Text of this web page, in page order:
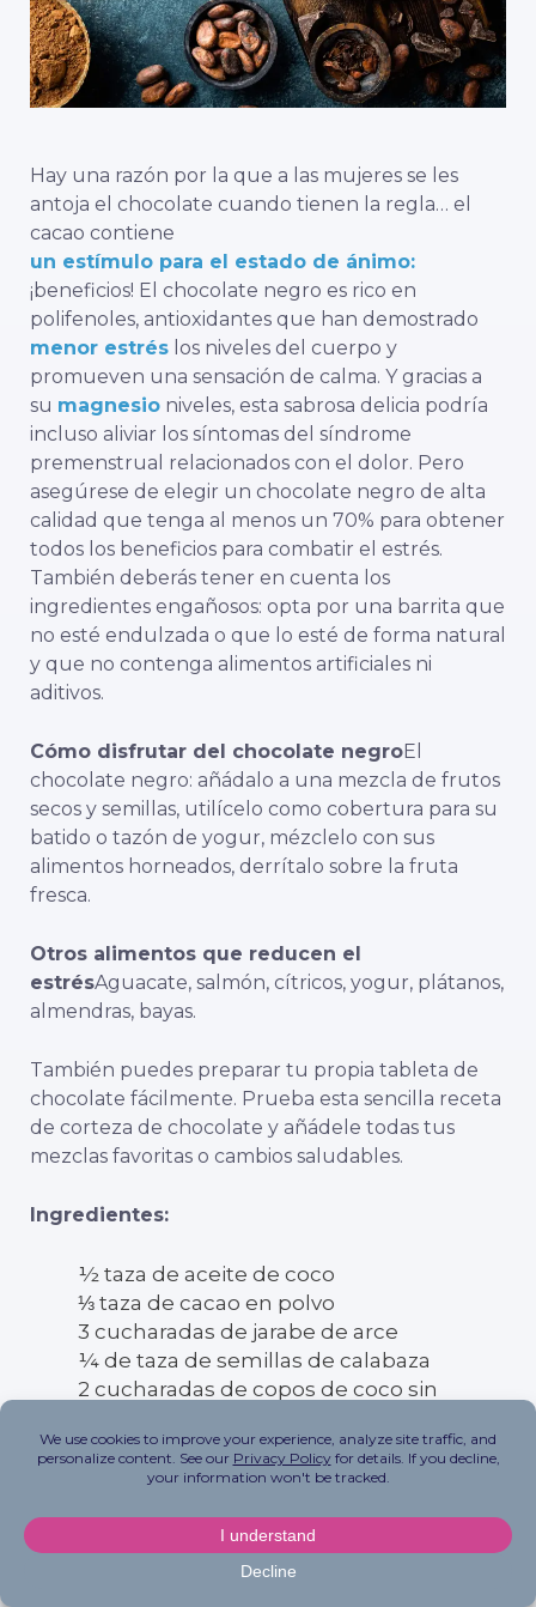
Hay una razón por la que a las mujeres se les
antoja el chocolate cuando tienen la regla… el
cacao contiene
un estímulo para el estado de ánimo:
¡beneficios! El chocolate negro es rico en
polifenoles, antioxidantes que han demostrado
menor estrés los niveles del cuerpo y
promueven una sensación de calma. Y gracias a
su magnesio niveles, esta sabrosa delicia podría
incluso aliviar los síntomas del síndrome
premenstrual relacionados con el dolor. Pero
asegúrese de elegir un chocolate negro de alta
calidad que tenga al menos un 70% para obtener
todos los beneficios para combatir el estrés.
También deberás tener en cuenta los
ingredientes engañosos: opta por una barrita que
no esté endulzada o que lo esté de forma natural
y que no contenga alimentos artificiales ni
aditivos.
Cómo disfrutar del chocolate negroEl
chocolate negro: añádalo a una mezcla de frutos
secos y semillas, utilícelo como cobertura para su
batido o tazón de yogur, mézclelo con sus
alimentos horneados, derrítalo sobre la fruta
fresca.
Otros alimentos que reducen el
estrésAguacate, salmón, cítricos, yogur, plátanos,
almendras, bayas.
También puedes preparar tu propia tableta de
chocolate fácilmente. Prueba esta sencilla receta
de corteza de chocolate y añádele todas tus
mezclas favoritas o cambios saludables.
Ingredientes:
½ taza de aceite de coco
⅓ taza de cacao en polvo
3 cucharadas de jarabe de arce
¼ de taza de semillas de calabaza
2 cucharadas de copos de coco sin
2 cucharadas de bayas liofilizadas, sin
endulzar